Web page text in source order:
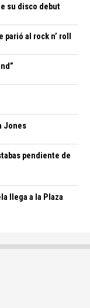
su disco debut
al rock n’ roll
Jones
pendiente de
llega a la Plaza